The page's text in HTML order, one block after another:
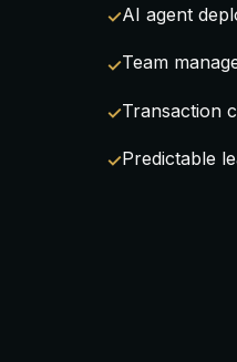
AI agent
Team
Transaction
Predictable